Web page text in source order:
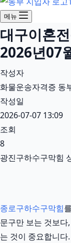
메뉴
대구이혼
2026년07
작성자
화물운송자격증 동
작성일
2026-07-07 13:09
조회
8
광진구하수구막힘
종로구하수구막힘
문구만 보는 것보
는 것이 중요합니